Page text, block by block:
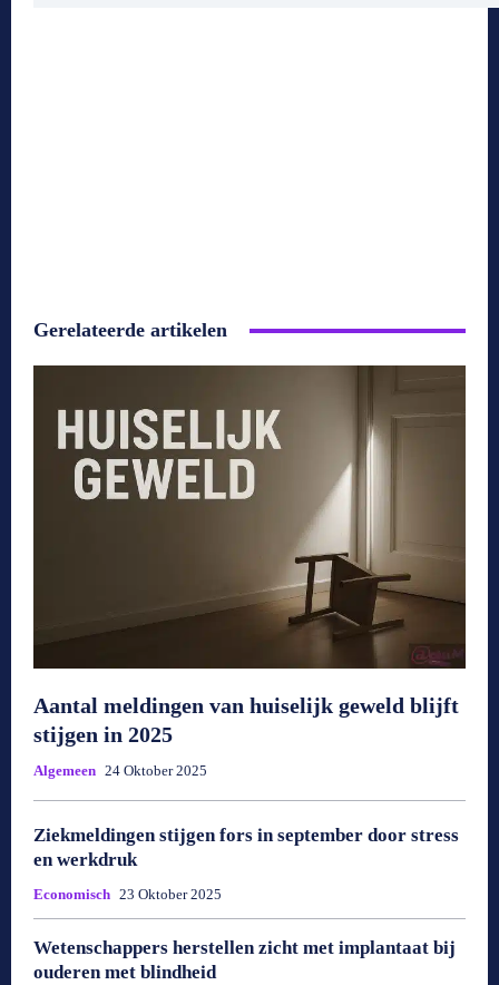
Gerelateerde artikelen
Aantal meldingen van huiselijk geweld blijft
stijgen in 2025
Algemeen 24 Oktober 2025
Ziekmeldingen stijgen fors in september door stress
en werkdruk
Economisch 23 Oktober 2025
Wetenschappers herstellen zicht met implantaat bij
ouderen met blindheid